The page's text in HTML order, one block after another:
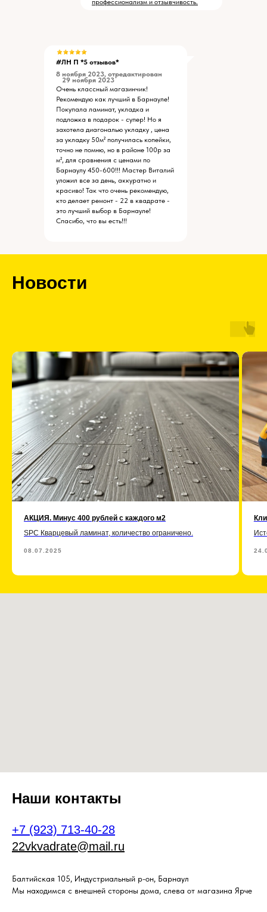
#ЛН П *5 отзывов*
8 ноября 2023, отредактирован
Очень классный магазинчик!
Рекомендую как лучший в Барнауле!
Покупала ламинат, укладка и
подложка в подарок - супер! Но я
захотела диагональю укладку , цена
за укладку 50м² получилась копейки,
точно не помню, но в районе 100р за
м², для сравнения с ценами по
Барнаулу 450-600!!! Мастер Виталий
уложил все за день, аккуратно и
красиво! Так что очень рекомендую,
кто делает ремонт - 22 в квадрате -
это лучший выбор в Барнауле!
Спасибо, что вы есть!!!
профессионализм и отзывчивость.
29 ноября 2023
Новости
АКЦИЯ. Минус 400 рублей с каждого м2
SPC Кварцевый ламинат, количество ограничено.
08.07.2025
Наши контакты
+7 (923) 713-40-28
22vkvadrate@mail.ru
Балтийская 105, Индустриальный р-он, Барнаул
Мы находимся с внешней стороны дома, слева от магазина Ярче